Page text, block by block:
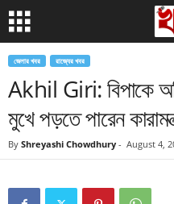
জেলার খবর রাজ্যের খবর
Akhil Giri: বিপাকে
মুখে পড়তে পারেন
By Shreyashi Chowdhury - August 4,